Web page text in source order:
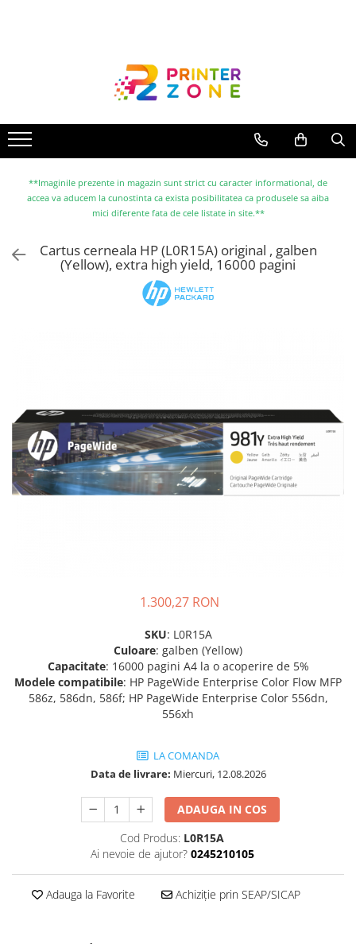
Imprimante cu jet
Multifunctionale laser
Multifunctionale cu jet
Imprimante etichete
Scanere
Tonere
Drum unit
Capete imprimare
Cartuse inkjet si cerneala
Cartuse compatibile
Drum unit compatibile
Printare 3D
Accesorii imprimante 3D
Filament imprimanta 3D
Laptopuri / notebookuri
Laptop-uri 2 in 1
**Imaginile prezente in magazin sunt strict cu caracter informational, de
accea va aducem la cunostinta ca exista posibilitatea ca produsele sa aiba
mici diferente fata de cele listate in site.**
Cartus cerneala HP (L0R15A) original , galben
(Yellow), extra high yield, 16000 pagini
1.300,27 RON
SKU: L0R15A
Culoare: galben (Yellow)
Capacitate: 16000 pagini A4 la o acoperire de 5%
Modele compatibile: HP PageWide Enterprise Color Flow MFP
586z, 586dn, 586f; HP PageWide Enterprise Color 556dn,
556xh
LA COMANDA
Data de livrare: Miercuri, 12.08.2026
ADAUGA IN COS
Cod Produs: L0R15A
Ai nevoie de ajutor? 0245210105
Adauga la Favorite Achiziție prin SEAP/SICAP